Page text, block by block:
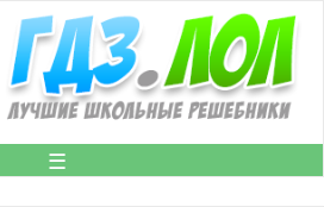
☰